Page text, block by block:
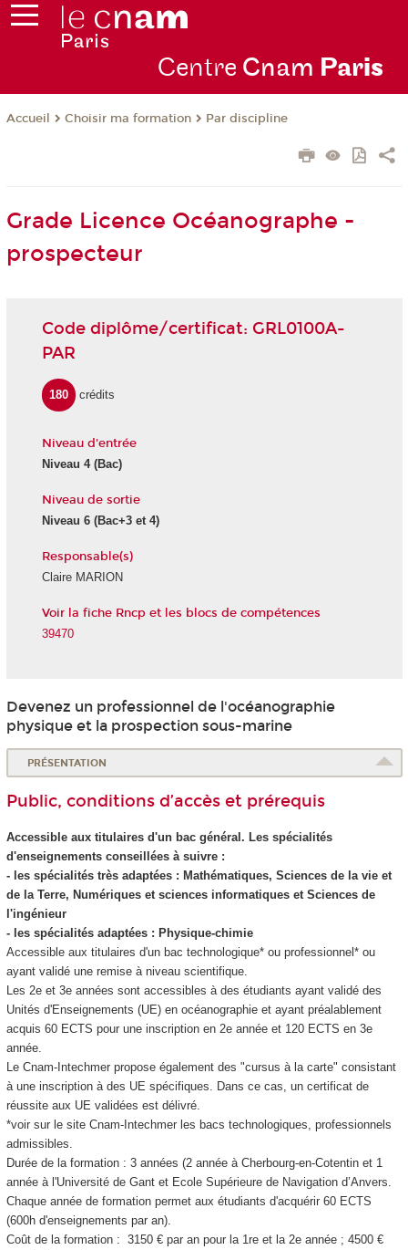
Centre Cnam Paris
Accueil Choisir ma formation Par discipline
Grade Licence Océanographe -
prospecteur
Code diplôme/certificat: GRL0100A-
PAR
180 crédits
Niveau d'entrée
Niveau 4(Bac)
Niveau de sortie
Niveau 6(Bac+3 et 4)
Responsable(s)
Claire MARION
Voir la fiche Rncp et les blocs de compétences
39470
Devenez un professionnel de l'océanographie
physique et la prospection sous-marine
PRÉSENTATION
Public, conditions d’accès et prérequis
Accessible aux titulaires d'un bac général. Les spécialités
d'enseignements conseillées à suivre :
- les spécialités très adaptées : Mathématiques, Sciences de la vie et
de la Terre, Numériques et sciences informatiques et Sciences de
l'ingénieur
- les spécialités adaptées : Physique-chimie
Accessible aux titulaires d'un bac technologique* ou professionnel* ou
ayant validé une remise à niveau scientifique.
Les 2e et 3e années sont accessibles à des étudiants ayant validé des
Unités d'Enseignements (UE) en océanographie et ayant préalablement
acquis 60 ECTS pour une inscription en 2e année et 120 ECTS en 3e
année.
Le Cnam-Intechmer propose également des "cursus à la carte" consistant
à une inscription à des UE spécifiques. Dans ce cas, un certificat de
réussite aux UE validées est délivré.
*voir sur le site Cnam-Intechmer les bacs technologiques, professionnels
admissibles.
Durée de la formation : 3 années (2 année à Cherbourg-en-Cotentin et 1
année à l'Université de Gant et Ecole Supérieure de Navigation d’Anvers.
Chaque année de formation permet aux étudiants d'acquérir 60 ECTS
(600h d'enseignements par an).
Coût de la formation : 3150 € par an pour la 1re et la 2e année ; 4500 €